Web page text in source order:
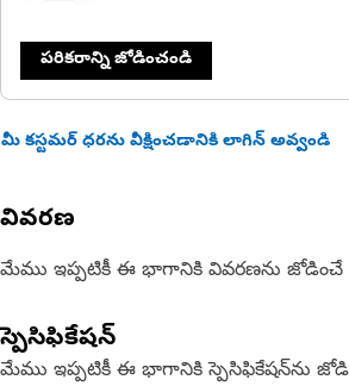
పరికరాన్ని జోడించండి
మీ కస్టమర్ ధరను వీక్షించడానికి లాగిన్ అవ్వండి
వివరణ
మేము ఇప్పటికీ ఈ భాగానికి వివరణను
స్పెసిఫికేషన్
మేము ఇప్పటికీ ఈ భాగానికి స్పెసిఫికేషన్‌ను